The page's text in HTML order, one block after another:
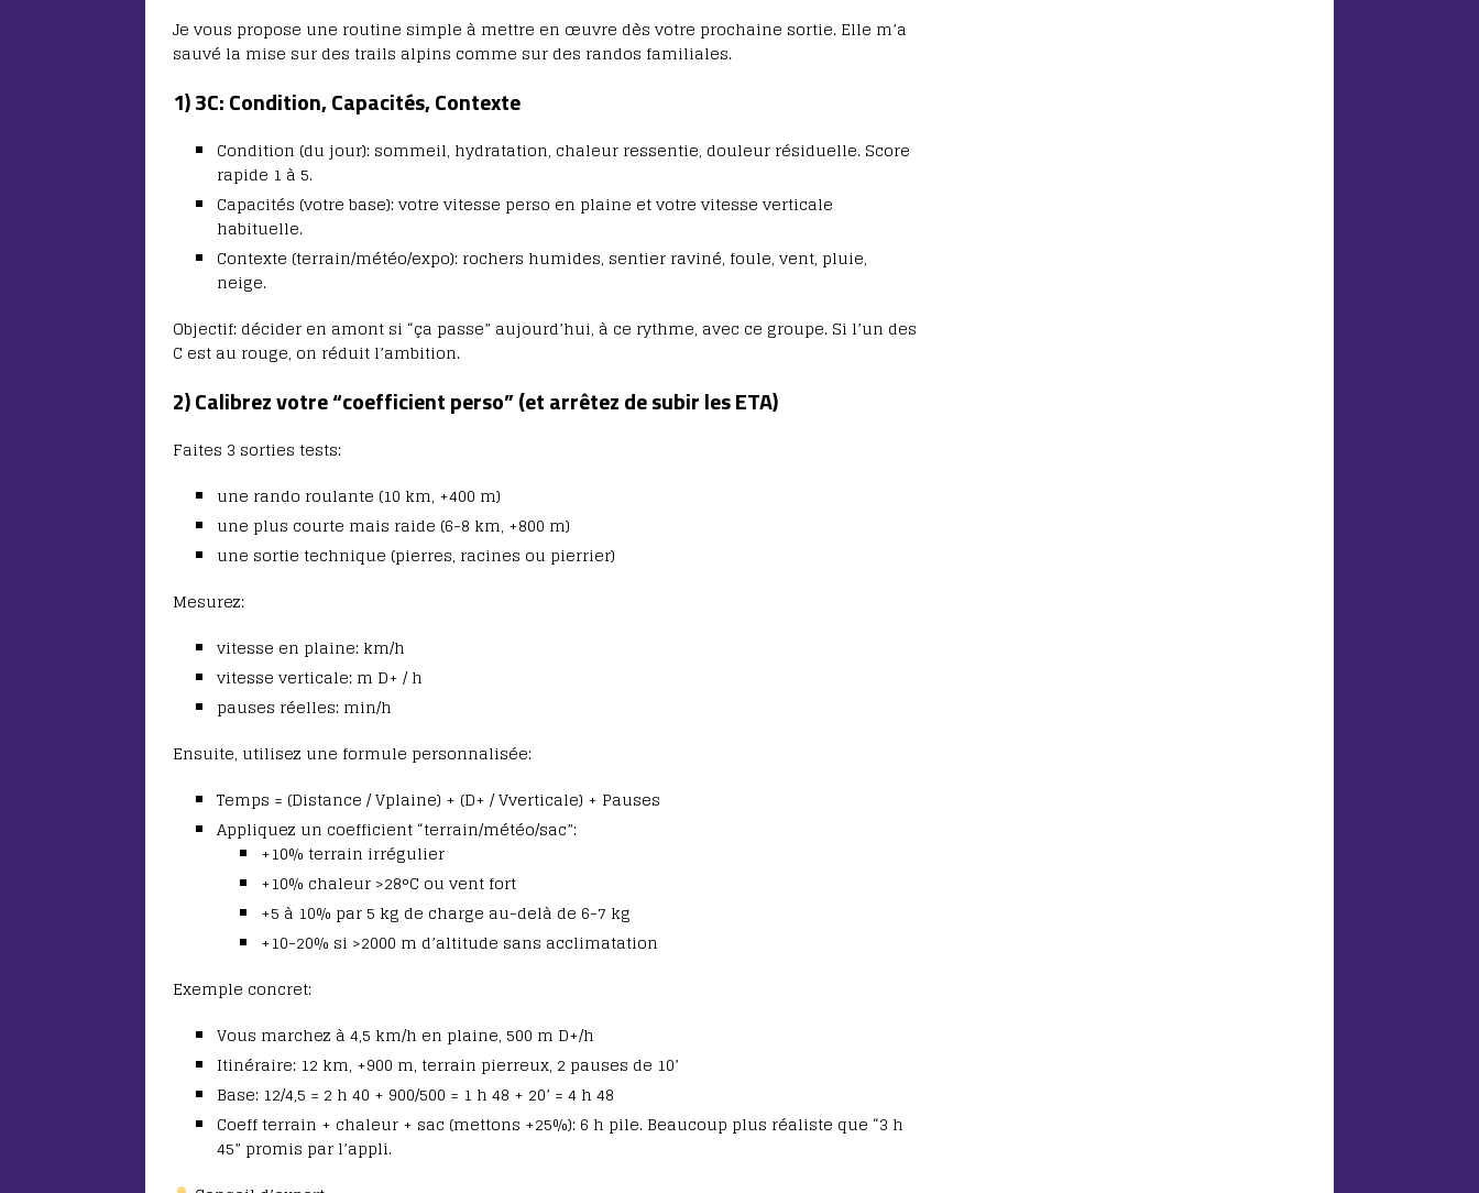
Je vous propose une routine simple à mettre en œuvre dès votre prochaine sortie. Elle m’a
sauvé la mise sur des trails alpins comme sur des randos familiales.
1) 3C: Condition, Capacités, Contexte
Condition (du jour): sommeil, hydratation, chaleur ressentie, douleur résiduelle. Score
rapide 1 à 5.
Capacités (votre base): votre vitesse perso en plaine et votre vitesse verticale
habituelle.
Contexte (terrain/météo/expo): rochers humides, sentier raviné, foule, vent, pluie,
neige.
Objectif: décider en amont si “ça passe” aujourd’hui, à ce rythme, avec ce groupe. Si l’un des
C est au rouge, on réduit l’ambition.
2) Calibrez votre “coefficient perso” (et arrêtez de subir les ETA)
Faites 3 sorties tests:
une rando roulante (10 km, +400 m)
une plus courte mais raide (6-8 km, +800 m)
une sortie technique (pierres, racines ou pierrier)
Mesurez:
vitesse en plaine: km/h
vitesse verticale: m D+ / h
pauses réelles: min/h
Ensuite, utilisez une formule personnalisée:
Temps = (Distance / Vplaine) + (D+ / Vverticale) + Pauses
Appliquez un coefficient “terrain/météo/sac”:
+10% terrain irrégulier
+10% chaleur >28°C ou vent fort
+5 à 10% par 5 kg de charge au-delà de 6-7 kg
+10-20% si >2000 m d’altitude sans acclimatation
Exemple concret:
Vous marchez à 4,5 km/h en plaine, 500 m D+/h
Itinéraire: 12 km, +900 m, terrain pierreux, 2 pauses de 10’
Base: 12/4,5 = 2 h 40 + 900/500 = 1 h 48 + 20’ = 4 h 48
Coeff terrain + chaleur + sac (mettons +25%): 6 h pile. Beaucoup plus réaliste que “3 h
45” promis par l’appli.